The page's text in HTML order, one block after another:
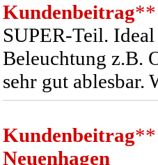
Kundenbeitrag**
SUPER-Teil.
Beleuchtung z.B.
sehr gut ablesbar.
Kundenbeitrag**
Neuenhagen